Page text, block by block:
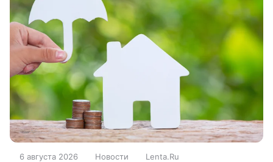
6 августа 2026 Новости Lenta.Ru